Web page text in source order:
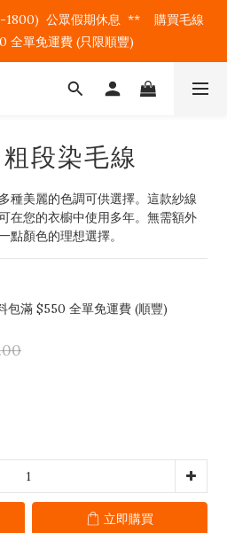
1800)  公眾假期休息  **    購買毛線
全單免運費 (只限順豐)
段染毛線
種美麗的色調可供選擇。這款紗線
在您的衣櫥中使用多年。無需額外
點顏色的理想選擇。
包滿 $550 全單免運費 (順豐)
立即購買